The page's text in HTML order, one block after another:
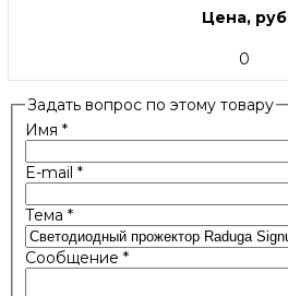
Цена, руб
0
Задать вопрос по этому товару
Имя *
E-mail *
Тема *
Сообщение *